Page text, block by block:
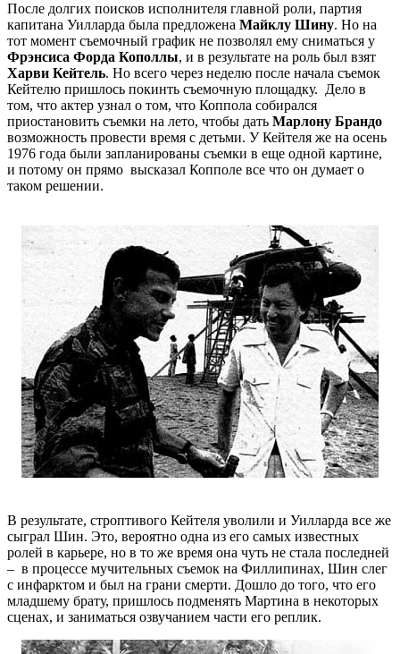
После долгих поисков исполнителя главной роли, партия
капитана Уилларда была предложена Майклу Шину. Но на
тот момент съемочный график не позволял ему сниматься у
Фрэнсиса Форда Кополлы, и в результате на роль был взят
Харви Кейтель. Но всего через неделю после начала съемок
Кейтелю пришлось покинть съемочную площадку. Дело в
том, что актер узнал о том, что Коппола собирался
приостановить съемки на лето, чтобы дать Марлону Брандо
возможность провести время с детьми. У Кейтеля же на осень
1976 года были запланированы съемки в еще одной картине,
и потому он прямо высказал Копполе все что он думает о
таком решении.
В результате, строптивого Кейтеля уволили и Уилларда все же
сыграл Шин. Это, вероятно одна из его самых известных
ролей в карьере, но в то же время она чуть не стала последней
– в процессе мучительных съемок на Филлипинах, Шин слег
с инфарктом и был на грани смерти. Дошло до того, что его
младшему брату, пришлось подменять Мартина в некоторых
сценах, и заниматься озвучанием части его реплик.